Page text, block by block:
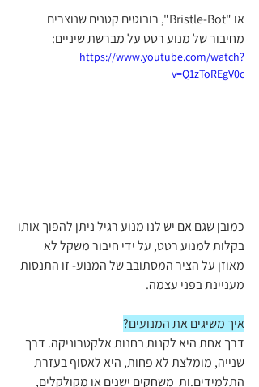
או "Bristle-Bot", רובוטים קטנים שנוצרים
מחיבור של מנוע רטט על מברשת שיניים:
https://www.youtube.com/watch?
v=Q1zToREgV0c
כמובן שגם אם יש לנו מנוע רגיל ניתן להפוך אותו
בקלות למנוע רטט, על ידי חיבור משקל לא
מאוזן על הציר המסתובב של המנוע- זו התנסות
מעניינת בפני עצמה.
איך משיגים את המנועים?
דרך אחת היא לקנות בחנות אלקטרוניקה. דרך
שנייה, מומלצת לא פחות, היא לאסוף בעזרת
התלמידים.ות  משחקים ישנים או מקולקלים,